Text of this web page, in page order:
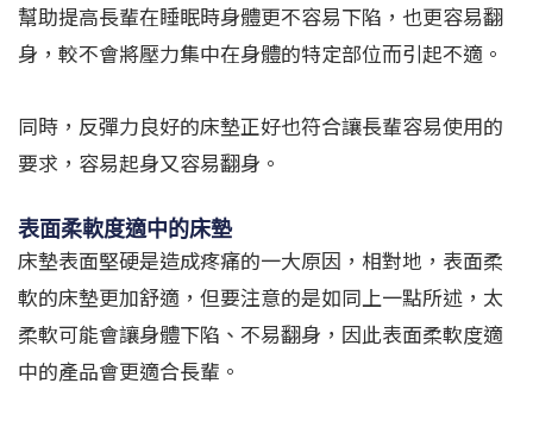
幫助提高長輩在睡眠時身體更不容易下陷，也更容易翻
身，較不會將壓力集中在身體的特定部位而引起不適。
同時，反彈力良好的床墊正好也符合讓長輩容易使用的
要求，容易起身又容易翻身。
表面柔軟度適中的床墊
床墊表面堅硬是造成疼痛的一大原因，相對地，表面柔
軟的床墊更加舒適，但要注意的是如同上一點所述，太
柔軟可能會讓身體下陷、不易翻身，因此表面柔軟度適
中的產品會更適合長輩。